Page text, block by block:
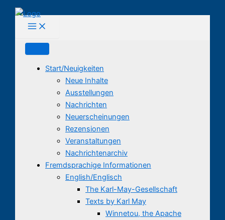
Inhalt
springen
Start/Neuigkeiten
Neue Inhalte
Ausstellungen
Nachrichten
Neuerscheinungen
Rezensionen
Veranstaltungen
Nachrichtenarchiv
Fremdsprachige Informationen
English/Englisch
The Karl-May-Gesellschaft
Texts by Karl May
Winnetou, the Apache